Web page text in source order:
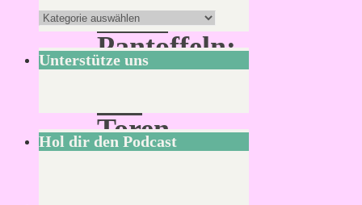
Pinke
Pantoffeln:
Vor
Toren
Haelgardes
Wo
finde
ich
Unterstütze uns
Hol dir den Podcast